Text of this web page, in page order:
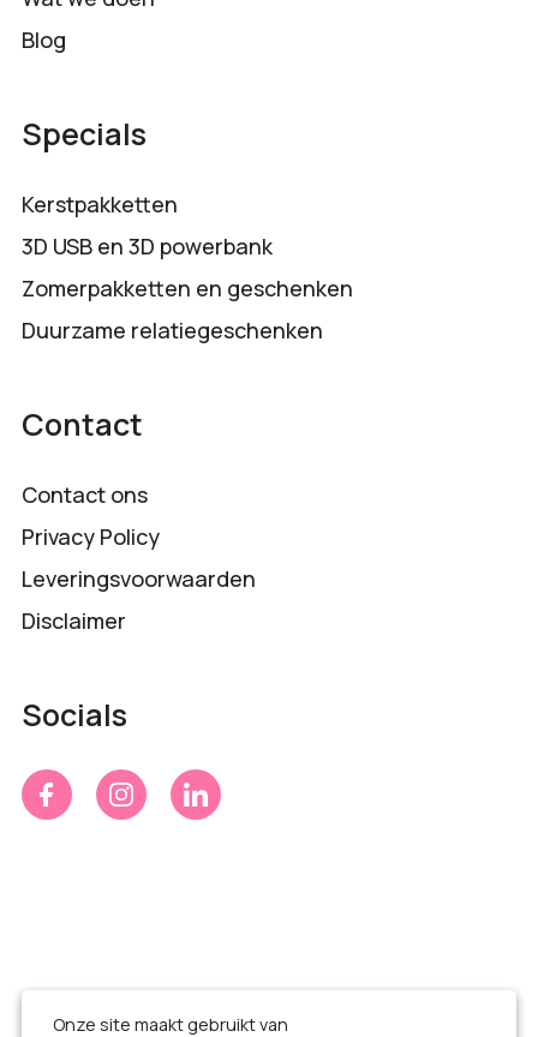
Blog
Specials
Kerstpakketten
3D USB en 3D powerbank
Zomerpakketten en geschenken
Duurzame relatiegeschenken
Contact
Contact ons
Privacy Policy
Leveringsvoorwaarden
Disclaimer
Socials
Onze site maakt gebruikt van